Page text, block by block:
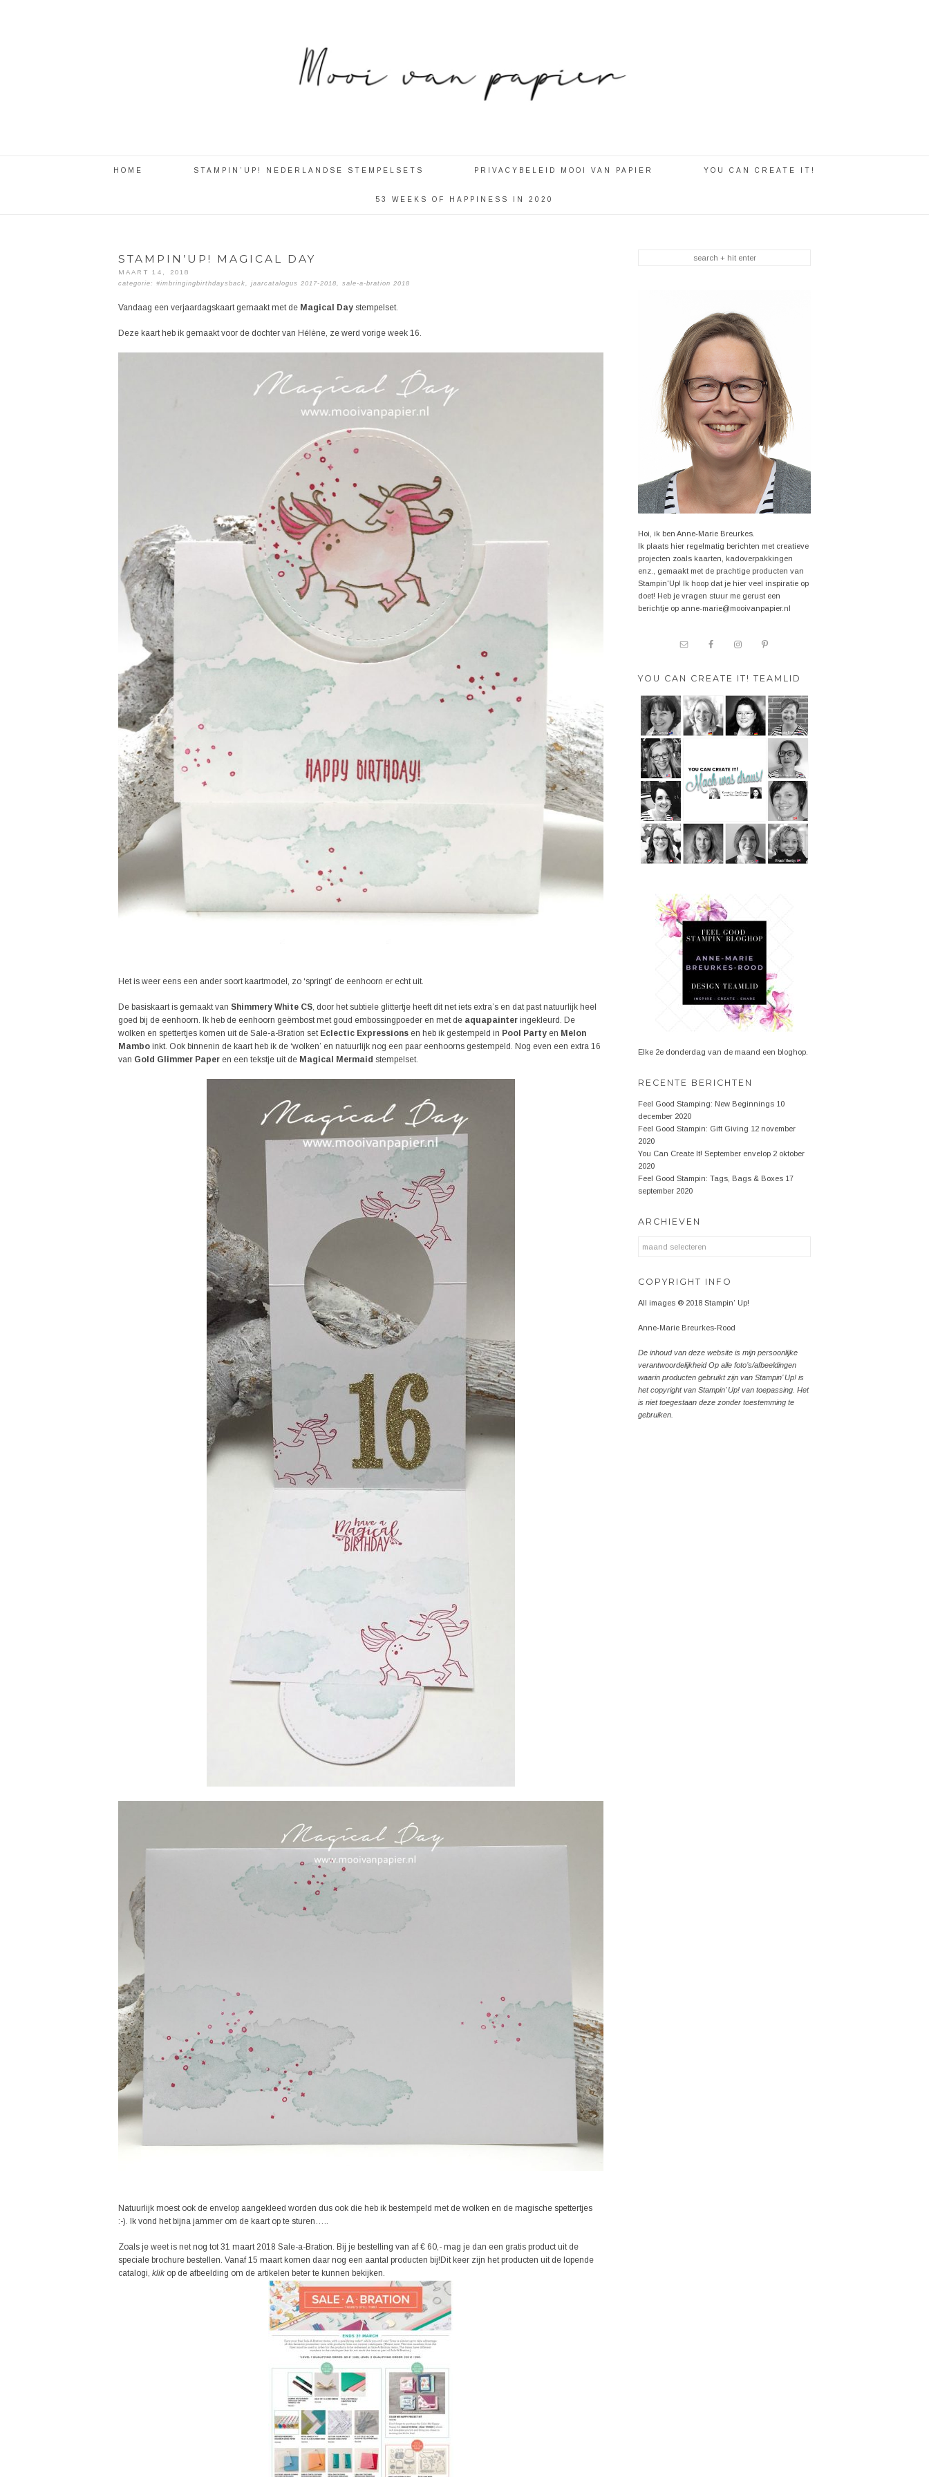
HOME STAMPIN’UP! NEDERLANDSE STEMPELSETS PRIVACYBELEID MOOI VAN PAPIER YOU CAN CREATE IT!
53 WEEKS OF HAPPINESS IN 2020
STAMPIN’UP! MAGICAL DAY
MAART 14, 2018
categorie: #imbringingbirthdaysback, jaarcatalogus 2017-2018, sale-a-bration 2018
Vandaag een verjaardagskaart gemaakt met de Magical Daystempelset.
Deze kaart heb ik gemaakt voor de dochter van Hélène, ze werd vorige week 16.
Het is weer eens een ander soort kaartmodel, zo ‘springt’ de eenhoorn er echt uit.
De basiskaart is gemaakt van Shimmery White CS, door het subtiele glittertje heeft dit net iets extra’s en dat past natuurlijk heel
goed bij de eenhoorn. Ik heb de eenhoorn geëmbost met goud embossingpoeder en met de aquapainteringekleurd. De
wolken en spettertjes komen uit de Sale-a-Bration set Eclectic Expressionsen heb ik gestempeld in Pool Partyen Melon
Mamboinkt. Ook binnenin de kaart heb ik de ‘wolken’ en natuurlijk nog een paar eenhoorns gestempeld. Nog even een extra 16
van Gold Glimmer Paperen een tekstje uit de Magical Mermaid stempelset.
Natuurlijk moest ook de envelop aangekleed worden dus ook die heb ik bestempeld met de wolken en de magische spettertjes
:-). Ik vond het bijna jammer om de kaart op te sturen…..
Zoals je weet is net nog tot 31 maart 2018 Sale-a-Bration. Bij je bestelling van af € 60,- mag je dan een gratis product uit de
speciale brochure bestellen. Vanaf 15 maart komen daar nog een aantal producten bij!Dit keer zijn het producten uit de lopende
catalogi, klikop de afbeelding om de artikelen beter te kunnen bekijken.
Hoi, ik ben Anne-Marie Breurkes.
Ik plaats hier regelmatig berichten met creatieve
projecten zoals kaarten, kadoverpakkingen
enz., gemaakt met de prachtige producten van
Stampin'Up! Ik hoop dat je hier veel inspiratie op
doet! Heb je vragen stuur me gerust een
berichtje op anne-marie@mooivanpapier.nl
YOU CAN CREATE IT! TEAMLID
Elke 2e donderdag van de maand een bloghop.
RECENTE BERICHTEN
Feel Good Stamping: New Beginnings 10
december 2020
Feel Good Stampin: Gift Giving 12 november
2020
You Can Create It! September envelop 2 oktober
2020
Feel Good Stampin: Tags, Bags & Boxes 17
september 2020
ARCHIEVEN
COPYRIGHT INFO
All images ® 2018 Stampin’ Up!
Anne-Marie Breurkes-Rood
De inhoud van deze website is mijn persoonlijke
verantwoordelijkheid Op alle foto’s/afbeeldingen
waarin producten gebruikt zijn van Stampin’ Up! is
het copyright van Stampin’ Up! van toepassing. Het
is niet toegestaan deze zonder toestemming te
gebruiken.